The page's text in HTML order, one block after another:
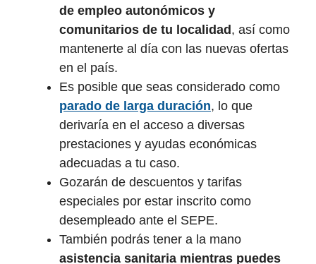
de empleo autonómicos y
comunitarios de tu localidad , así como
mantenerte al día con las nuevas ofertas
en el país.
Es posible que seas considerado como
parado de larga duración, lo que
derivaría en el acceso a diversas
prestaciones y ayudas económicas
adecuadas a tu caso.
Gozarán de descuentos y tarifas
especiales por estar inscrito como
desempleado ante el SEPE.
También podrás tener a la mano
asistencia sanitaria mientras puedes